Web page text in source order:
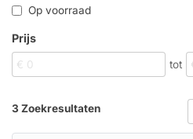
Op voorraad
Prijs
tot
3 Zoekresultaten